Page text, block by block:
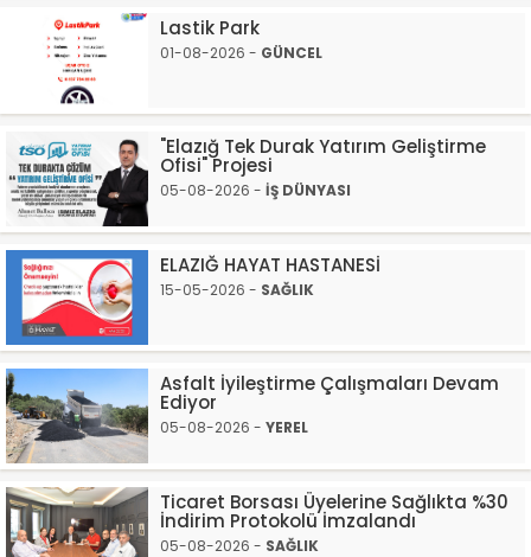
Lastik Park
01-08-2026 - GÜNCEL
"Elazığ Tek Durak Yatırım Geliştirme
Ofisi" Projesi
05-08-2026 - İŞ DÜNYASI
ELAZIĞ HAYAT HASTANESİ
15-05-2026 - SAĞLIK
Asfalt İyileştirme Çalışmaları Devam
Ediyor
05-08-2026 - YEREL
Ticaret Borsası Üyelerine Sağlıkta %30
İndirim Protokolü İmzalandı
05-08-2026 - SAĞLIK